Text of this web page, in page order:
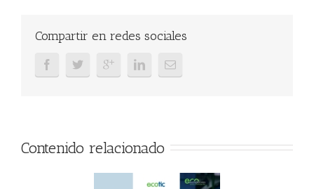
Compartir en redes sociales
Contenido relacionado